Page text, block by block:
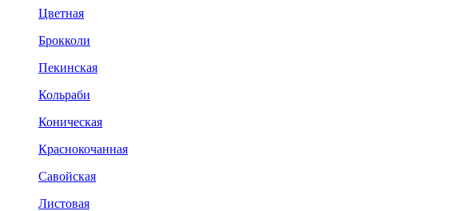
Цветная
Брокколи
Пекинская
Кольраби
Коническая
Краснокочанная
Савойская
Листовая